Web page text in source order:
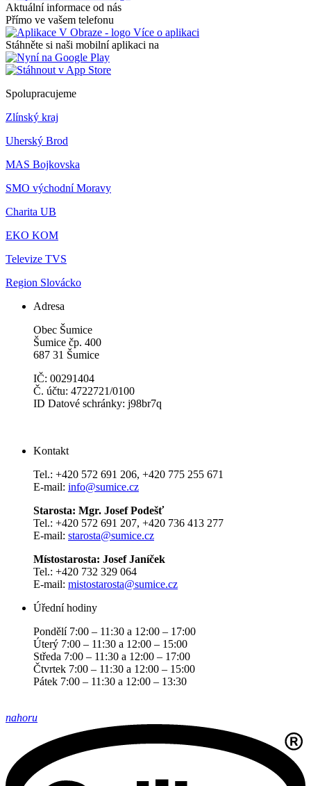
Aktuální informace od nás
Přímo ve vašem telefonu
Více o aplikaci
Stáhněte si naši mobilní aplikaci na
Spolupracujeme
Zlínský kraj
Uherský Brod
MAS Bojkovska
SMO východní Moravy
Charita UB
EKO KOM
Televize TVS
Region Slovácko
Adresa
Obec Šumice
Šumice čp. 400
687 31 Šumice
IČ: 00291404
Č. účtu: 4722721/0100
ID Datové schránky: j98br7q
Kontakt
Tel.: +420 572 691 206, +420 775 255 671
E-mail: info@sumice.cz
Starosta: Mgr. Josef Podešť
Tel.: +420 572 691 207, +420 736 413 277
E-mail: starosta@sumice.cz
Místostarosta: Josef Janíček
Tel.: +420 732 329 064
E-mail: mistostarosta@sumice.cz
Úřední hodiny
Pondělí 7:00 – 11:30 a 12:00 – 17:00
Úterý 7:00 – 11:30 a 12:00 – 15:00
Středa 7:00 – 11:30 a 12:00 – 17:00
Čtvrtek 7:00 – 11:30 a 12:00 – 15:00
Pátek 7:00 – 11:30 a 12:00 – 13:30
nahoru